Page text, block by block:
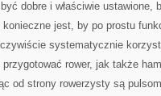
dobre i właściwie ustawione,
jest, by po prostu
systematycznie
rower, jak także
od strony rowerzysty są